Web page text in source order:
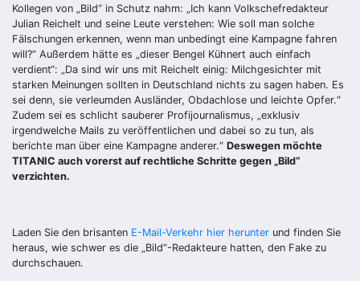
Kollegen von „Bild“ in Schutz nahm: „Ich kann Volkschefredakteur
Julian Reichelt und seine Leute verstehen: Wie soll man solche
Fälschungen erkennen, wenn man unbedingt eine Kampagne fahren
will?“ Außerdem hätte es „dieser Bengel Kühnert auch einfach
verdient“: „Da sind wir uns mit Reichelt einig: Milchgesichter mit
starken Meinungen sollten in Deutschland nichts zu sagen haben. Es
sei denn, sie verleumden Ausländer, Obdachlose und leichte Opfer.“
Zudem sei es schlicht sauberer Profijournalismus, „exklusiv
irgendwelche Mails zu veröffentlichen und dabei so zu tun, als
berichte man über eine Kampagne anderer.“ Deswegen möchte
TITANIC auch vorerst auf rechtliche Schritte gegen „Bild“
verzichten.
Laden Sie den brisanten E-Mail-Verkehr hier herunter und finden Sie
heraus, wie schwer es die „Bild“-Redakteure hatten, den Fake zu
durchschauen.